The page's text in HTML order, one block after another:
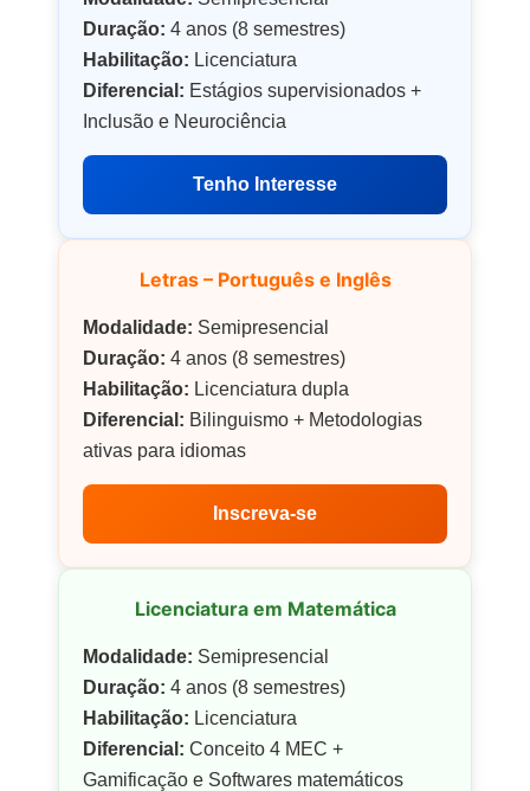
Duração: 4 anos (8 semestres)
Habilitação: Licenciatura
Diferencial: Estágios supervisionados +
Inclusão e Neurociência
Tenho Interesse
Letras – Português e Inglês
Modalidade: Semipresencial
Duração: 4 anos (8 semestres)
Habilitação: Licenciatura dupla
Diferencial: Bilinguismo + Metodologias
ativas para idiomas
Inscreva-se
Licenciatura em Matemática
Modalidade: Semipresencial
Duração: 4 anos (8 semestres)
Habilitação: Licenciatura
Diferencial: Conceito 4 MEC +
Gamificação e Softwares matemáticos